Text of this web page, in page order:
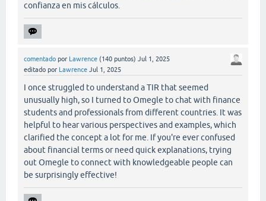
confianza en mis cálculos.
comentado por Lawrence (140 puntos) Jul 1, 2025
editado por Lawrence Jul 1, 2025
I once struggled to understand a TIR that seemed
unusually high, so I turned to Omegle to chat with finance
students and professionals from different countries. It was
helpful to hear various perspectives and examples, which
clarified the concept a lot for me. If you're ever confused
about financial terms or need quick explanations, trying
out Omegle to connect with knowledgeable people can
be surprisingly effective!